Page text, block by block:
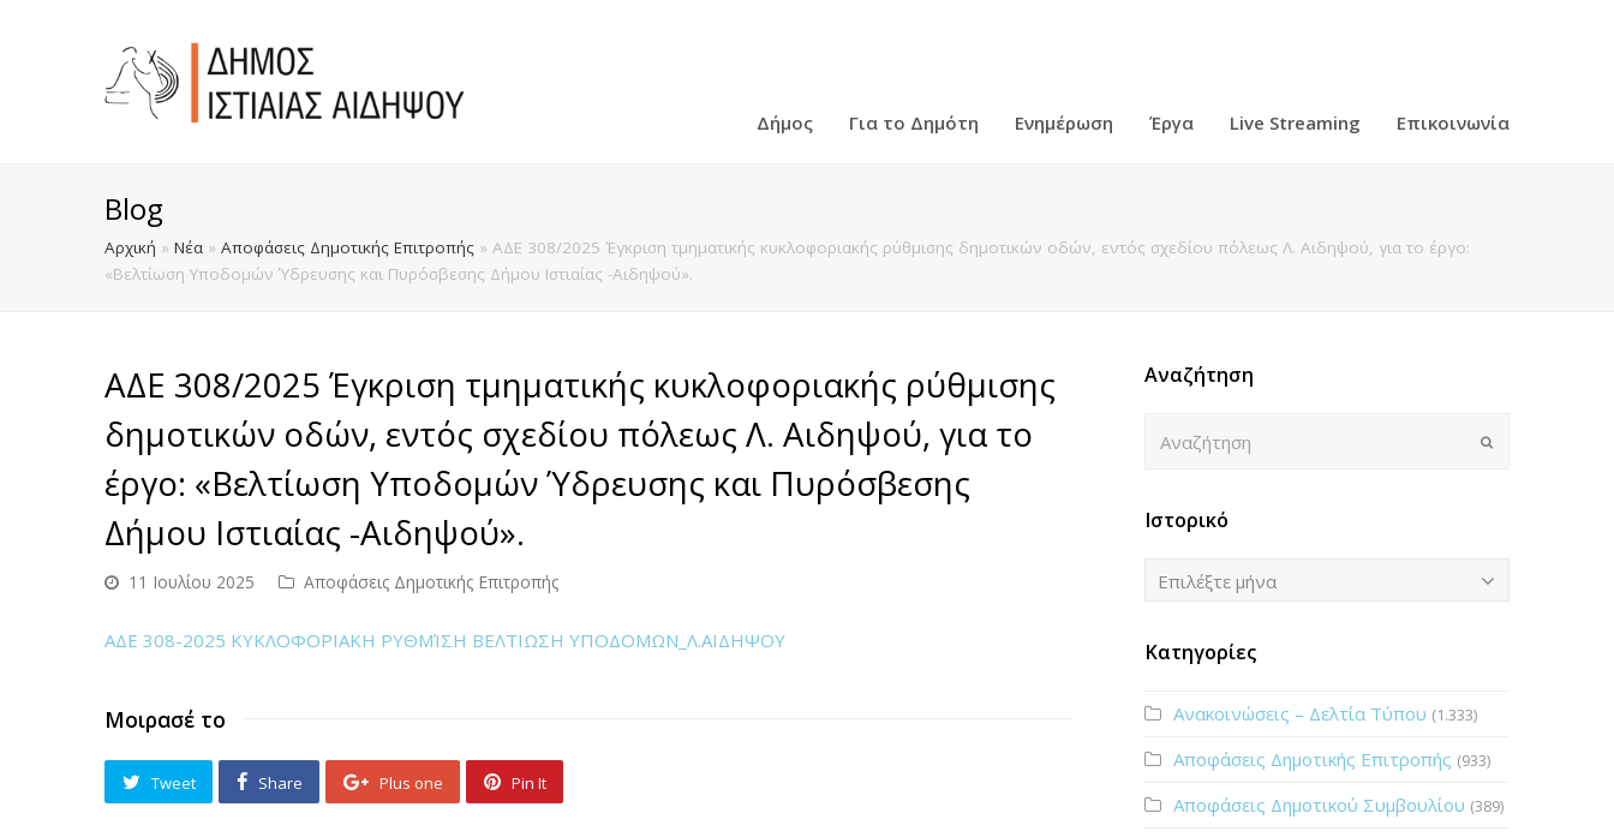
Δήμος Για το Δημότη Ενημέρωση Έργα Live Streaming Επικοινωνία
Blog
Αρχική » Νέα » Αποφάσεις Δημοτικής Επιτροπής » ΑΔΕ 308/2025 Έγκριση τμηματικής κυκλοφοριακής ρύθμισης δημοτικών οδών, εντός σχεδίου πόλεως Λ. Αιδηψού, για το έργο:
«Βελτίωση Υποδομών Ύδρευσης και Πυρόσβεσης Δήμου Ιστιαίας -Αιδηψού».
ΑΔΕ 308/2025 Έγκριση τμηματικής κυκλοφοριακής ρύθμισης
δημοτικών οδών, εντός σχεδίου πόλεως Λ. Αιδηψού, για το
έργο: «Βελτίωση Υποδομών Ύδρευσης και Πυρόσβεσης
Δήμου Ιστιαίας -Αιδηψού».
11 Ιουλίου 2025 Αποφάσεις Δημοτικής Επιτροπής
ΑΔΕ 308-2025 ΚΥΚΛΟΦΟΡΙΑΚΗ ΡΥΘΜΊΣΗ ΒΕΛΤΙΩΣΗ ΥΠΟΔΟΜΩΝ_Λ.ΑΙΔΗΨΟΥ
Μοιρασέ το
Tweet Share Plus one Pin It
Αναζήτηση
Ιστορικό
Ιστορικό
Επιλέξτε μήνα
Κατηγορίες
Ανακοινώσεις – Δελτία Τύπου (1.333)
Αποφάσεις Δημοτικής Επιτροπής (933)
Αποφάσεις Δημοτικού Συμβουλίου (389)